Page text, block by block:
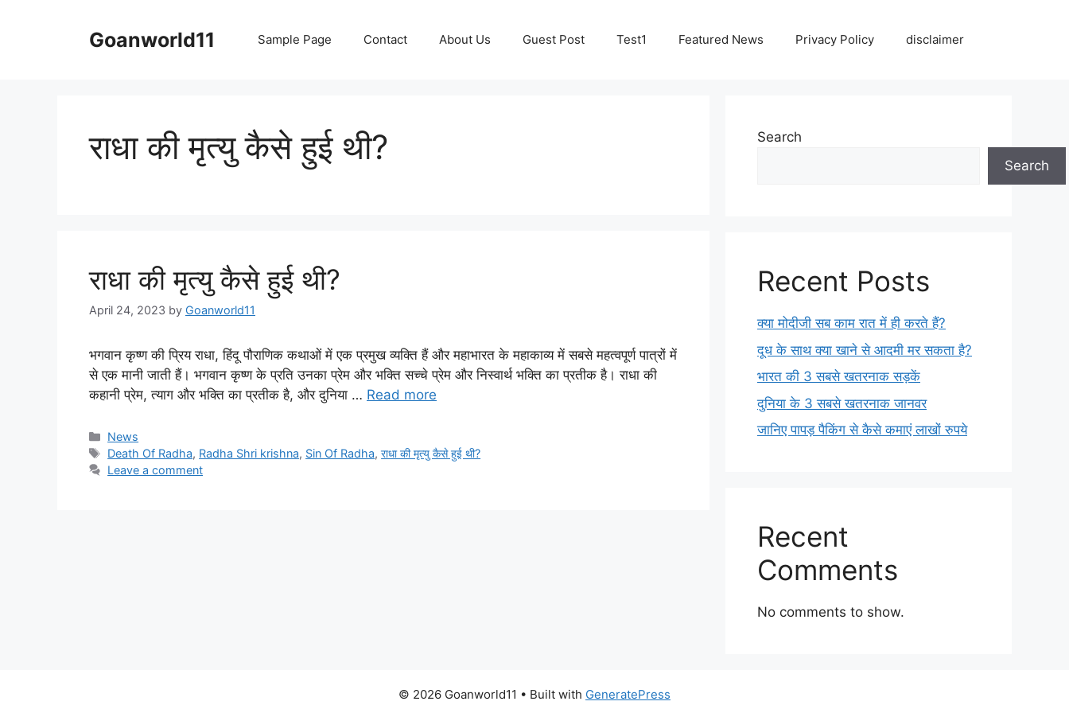
Goanworld11 Sample Page Contact About Us Guest Post Test1 Featured News Privacy Policy disclaimer
राधा की मृत्यु कैसे हुई थी?
राधा की मृत्यु कैसे हुई थी?
April 24, 2023 by Goanworld11
भगवान कृष्ण की प्रिय राधा, हिंदू पौराणिक कथाओं में एक प्रमुख व्यक्ति हैं और महाभारत के महाकाव्य में सबसे महत्वपूर्ण पात्रों में
से एक मानी जाती हैं। भगवान कृष्ण के प्रति उनका प्रेम और भक्ति सच्चे प्रेम और निस्वार्थ भक्ति का प्रतीक है। राधा की
कहानी प्रेम, त्याग और भक्ति का प्रतीक है, और दुनिया … Read more
Categories
News
Tags
Death Of Radha, Radha Shri krishna, Sin Of Radha,राधा की मृत्यु कैसे हुई थी?
Leave a comment
Search
Search
Recent Posts
क्या मोदीजी सब काम रात में ही करते हैं?
दूध के साथ क्या खाने से आदमी मर सकता है?
भारत की 3 सबसे खतरनाक सड़कें
दुनिया के 3 सबसे खतरनाक जानवर
जानिए पापड़ पैकिंग से कैसे कमाएं लाखों रुपये
Recent
Comments
No comments to show.
© 2026 Goanworld11 • Built with GeneratePress